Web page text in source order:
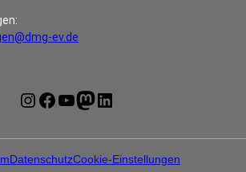
ev.de
Instagram
Facebook
YouTube
Mastodon
LinkedIn
DatenschutzCookie-Einstellungen